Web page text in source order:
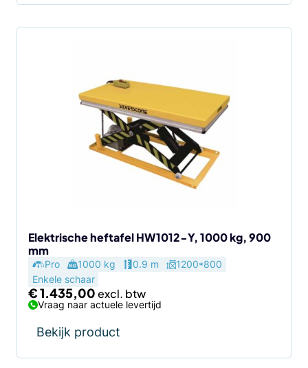
Elektrische heftafel HW1012-Y, 1000 kg, 900
mm
Pro 1000 kg 0.9 m
1200*800
Enkele schaar
€1.435,00
Vraag naar actuele levertijd
Bekijk product